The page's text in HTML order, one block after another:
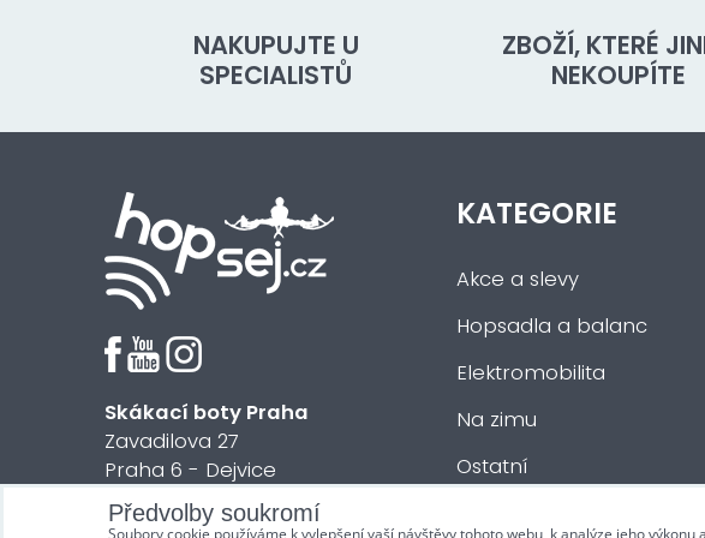
NAKUPUJTE U
SPECIALISTŮ
ZBOŽÍ, KTERÉ
NEKOUPÍTE
Skákací boty Praha
Zavadilova 27
Praha 6 - Dejvice
© 2018 HOPsej.cz
KATEGORIE
Akce a slevy
Hopsadla a balanc
Elektromobilita
Na zimu
Ostatní
Předvolby soukromí
Soubory cookie používáme k vylepšení vaší návštěvy tohoto webu, k analýze jeho